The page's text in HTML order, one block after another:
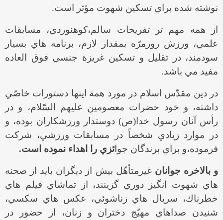
نوشته شده براي تسكين شهوت مؤثر است.
از همه مهم تر تفريحات سالم،كوهنوردي، مسابقات
علمي، ورزش روزمرّه بمقدار لازم، برنامه هاي بسيار
سودمند، در تقليل و تسكين غريزة جنسي فوق العاده
مفيد مي باشد.
در دين مقدّس اسلام در مورد همة اينها دستورات خاصّي
داشته، و خود حضرات معصومين عليهم السّلام، و در
رأس آنان رسول خدا(ص) دوستدار ورزشكاران بوده، و
در موارد زيادي شخصاً در مسابقات ورزشي، شركت
فرموده،و براي برندگان جوائزي را اهداء نموده است.
و بالاخره جوانان غيرمتأهّل بيش از ديگران بايد از صحنه
هاي شهوت انگيز دوري گزينند، از تماشاي فيلم هاي
خطرناك، سريال هاي زناشوئي، عكس هاي سكسي،
شنيدن صداهاي مهيّج دختران و زنان، از حضور در